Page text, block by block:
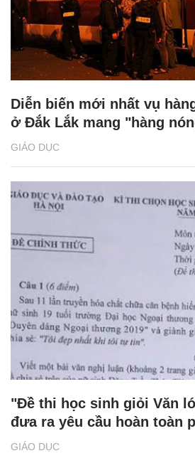
GIÁO DỤC
Diễn biến mới nhất vụ
ở Đắk Lắk mang "hàng
GIÁO DỤC
"Đề thi học sinh giỏi Văn
đưa ra yêu cầu hoàn toàn